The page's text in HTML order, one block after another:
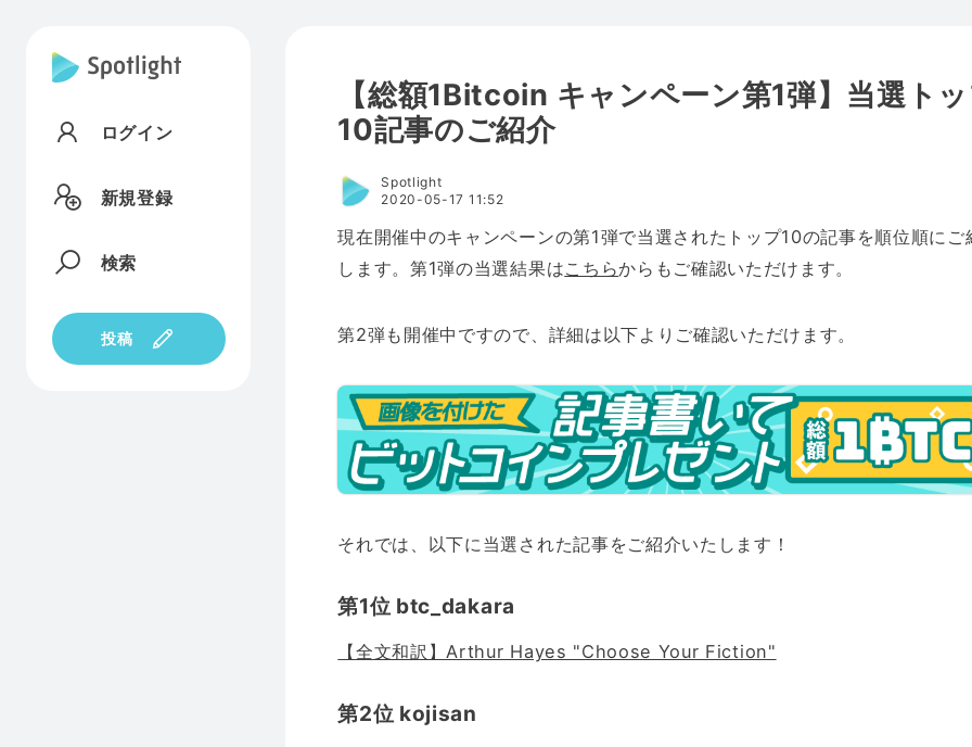
ログイン
新規登録
検索
投稿
【総額1Bitcoin キャンペーン第1弾】当選ト
10記事のご紹介
Spotlight
2020-05-17 11:52
現在開催中のキャンペーンの第1弾で当選されたトップ10の記事を順位順にご
します。第1弾の当選結果はこちらからもご確認いただけます。
第2弾も開催中ですので、詳細は以下よりご確認いただけます。
それでは、以下に当選された記事をご紹介いたします！
第1位 btc_dakara
【全文和訳】Arthur Hayes "Choose Your Fiction"
第2位 kojisan